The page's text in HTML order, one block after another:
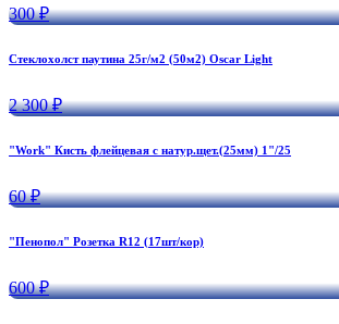
300 ₽
Стеклохолст паутина 25г/м2 (50м2) Oscar Light
2 300 ₽
"Work" Кисть флейцевая с натур.щет.(25мм) 1"/25
60 ₽
"Пенопол" Розетка R12 (17шт/кор)
600 ₽